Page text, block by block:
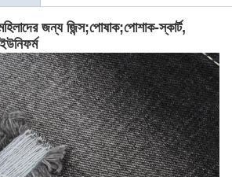
জন্য জিন্স;পোষাক;পোশাক-স্কার্ট,